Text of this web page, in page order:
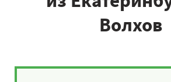
Волхов